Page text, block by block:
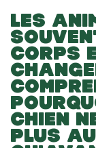
LES
CORPS
CHIEN
PLUS